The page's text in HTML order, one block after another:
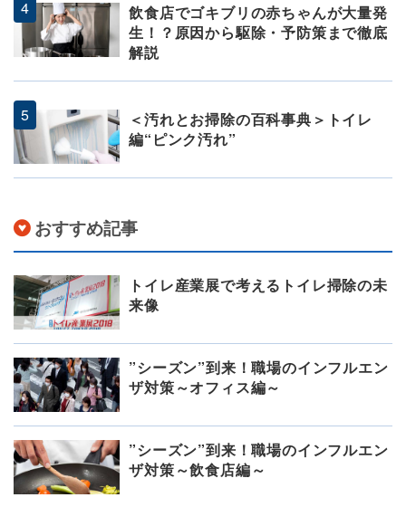
飲食店でゴキブリの赤ちゃんが大量発
生！？原因から駆除・予防策まで徹底
解説
＜汚れとお掃除の百科事典＞トイレ
編“ピンク汚れ”
おすすめ記事
トイレ産業展で考えるトイレ掃除の未
来像
”シーズン”到来！職場のインフルエン
ザ対策～オフィス編～
”シーズン”到来！職場のインフルエン
ザ対策～飲食店編～